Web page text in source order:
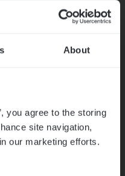
About
you agree to the storing
site navigation,
our marketing efforts.
Van­b­
verzekeringen